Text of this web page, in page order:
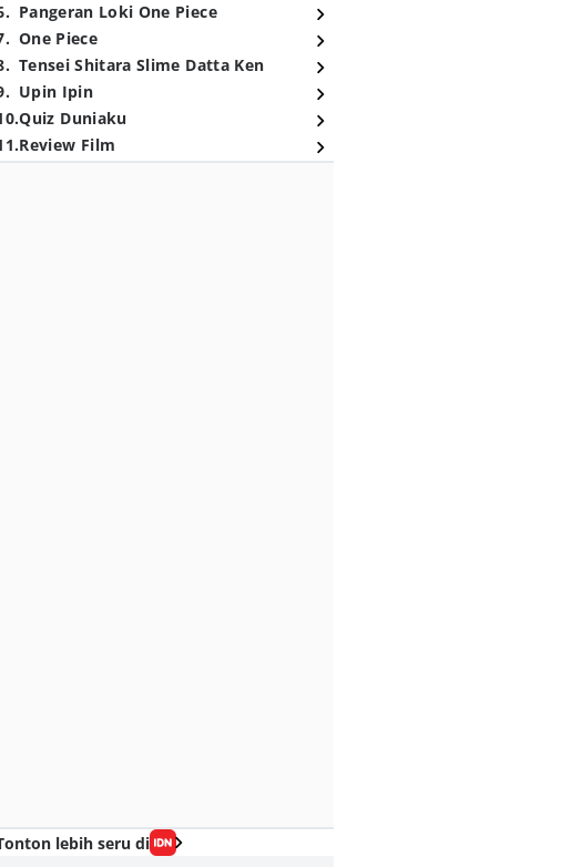
. Pangeran Loki One Piece
. One Piece
. Tensei Shitara Slime Datta Ken
. Upin Ipin
.Quiz Duniaku
.Review Film
lebih seru di